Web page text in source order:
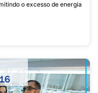
o excesso de energia